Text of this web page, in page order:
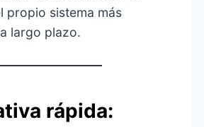
propio sistema más
largo plazo.
rápida: